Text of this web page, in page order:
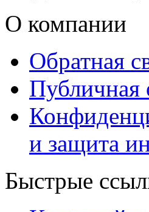
О компании
Обратная
Публичная
и защита
Быстрые